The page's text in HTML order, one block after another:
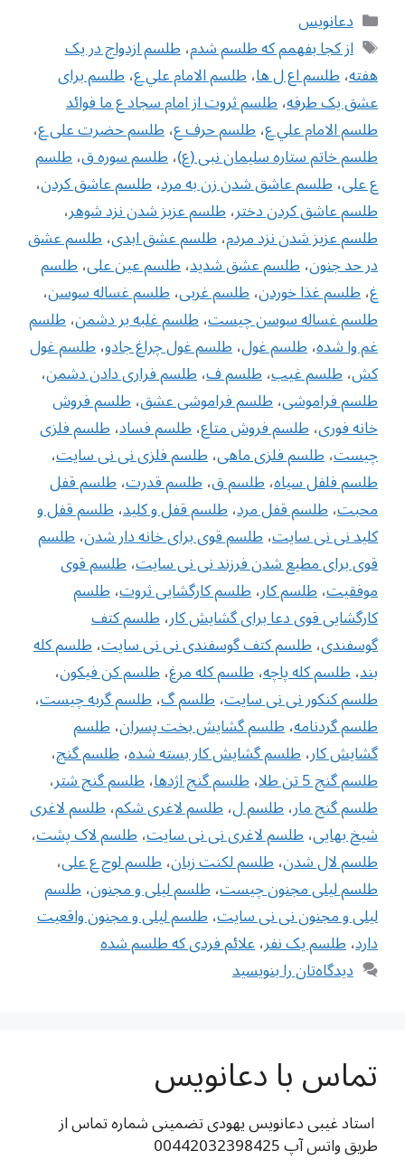
دسته‌ها
دعانویس
برچسب‌ها
از کجا بفهمم که طلسم شدم،طلسم ازدواج در یک
هفته،طلسم اع ل ها،طلسم الامام علي ع،طلسم برای
عشق یک طرفه،طلسم ثروت از امام سجاد ع ما فوائد
طلسم الامام علي ع،طلسم حرف ع،طلسم حضرت علی ع،
طلسم خاتم ستاره سلیمان نبی (ع)،طلسم سوره ق،طلسم
ع علی،طلسم عاشق شدن زن به مرد،طلسم عاشق كردن،
طلسم عاشق كردن دختر،طلسم عزیز شدن نزد شوهر،
طلسم عزیز شدن نزد مردم،طلسم عشق ابدی،طلسم عشق
در حد جنون،طلسم عشق شدید،طلسم عین علی،طلسم
غ،طلسم غذا خوردن،طلسم غربی،طلسم غساله سوسن،
طلسم غساله سوسن چیست،طلسم غلبه بر دشمن،طلسم
غم وا شده،طلسم غول،طلسم غول چراغ جادو،طلسم غول
کش،طلسم غیب،طلسم ف،طلسم فراری دادن دشمن،
طلسم فراموشی،طلسم فراموشی عشق،طلسم فروش
خانه فوری،طلسم فروش متاع،طلسم فساد،طلسم فلزی
چیست،طلسم فلزی ماهی،طلسم فلزی نی نی سایت،
طلسم فلفل سیاه،طلسم ق،طلسم قدرت،طلسم قفل
محبت،طلسم قفل مرد،طلسم قفل و کلید،طلسم قفل و
کلید نی نی سایت،طلسم قوی برای خانه دار شدن،طلسم
قوی برای مطیع شدن فرزند نی نی سایت،طلسم قوی
موفقیت،طلسم کار،طلسم کارگشایی ثروت،طلسم
کارگشایی قوی دعا برای گشایش کار،طلسم کتف
گوسفندی،طلسم کتف گوسفندی نی نی سایت،طلسم کله
بند،طلسم کله پاچه،طلسم کله مرغ،طلسم کن فیکون،
طلسم کنکور نی نی سایت،طلسم گ،طلسم گربه چیست،
طلسم گردنامه،طلسم گشایش بخت پسران،طلسم
گشایش کار،طلسم گشایش کار بسته شده،طلسم گنج،
طلسم گنج 5 تن طلا
،طلسم گنج اژدها،طلسم گنج شتر،
طلسم گنج مار،طلسم ل،طلسم لاغری شکم،طلسم لاغری
شیخ بهایی،طلسم لاغری نی نی سایت،طلسم لاک پشت،
طلسم لال شدن،طلسم لکنت زبان،طلسم لوح ع علی،
طلسم لیلی مجنون چیست،طلسم لیلی و مجنون،طلسم
لیلی و مجنون نی نی سایت،طلسم لیلی و مجنون واقعیت
دارد،طلسم یک نفر،علائم فردی که طلسم شده
دیدگاه‌تان را بنویسید
تماس با دعانویس
استاد غیبی دعانویس یهودی تضمینی شماره تماس از
طریق واتس آپ 00442032398425